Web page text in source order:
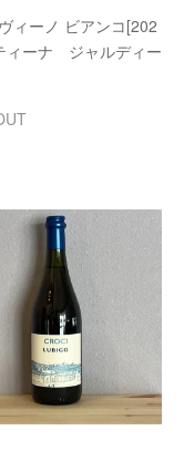
ィーノ ビアンコ[202
ィーナ ジャルディー